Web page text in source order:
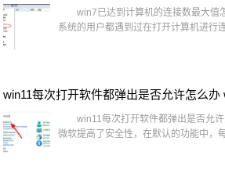
win7已达到计算机的连接数最大值
系统的用户都遇到过在打开计算机进行
win11每次打开软件都弹出是否允许
微软提高了安全性，在默认的功能中，